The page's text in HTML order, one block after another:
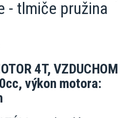
- tlmiče pružina
4T, VZDUCHOM
výkon motora: